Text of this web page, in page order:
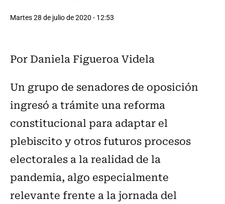
Martes 28 de julio de 2020 - 12:53
Por Daniela Figueroa Videla
Un grupo de senadores de oposición
ingresó a trámite una reforma
constitucional para adaptar el
plebiscito y otros futuros procesos
electorales a la realidad de la
pandemia, algo especialmente
relevante frente a la jornada del